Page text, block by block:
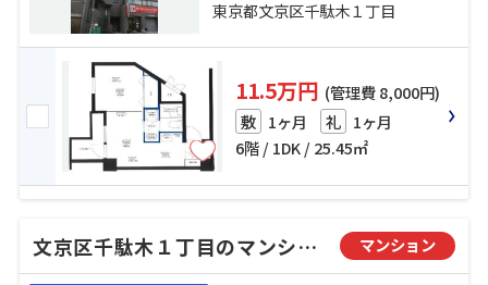
東京都文京区千駄木１丁目
11.5万円 (管理費 8,000円)
敷 1ヶ月 礼 1ヶ月
6階 / 1DK / 25.45㎡
文京区千駄木１丁目のマンション マンション